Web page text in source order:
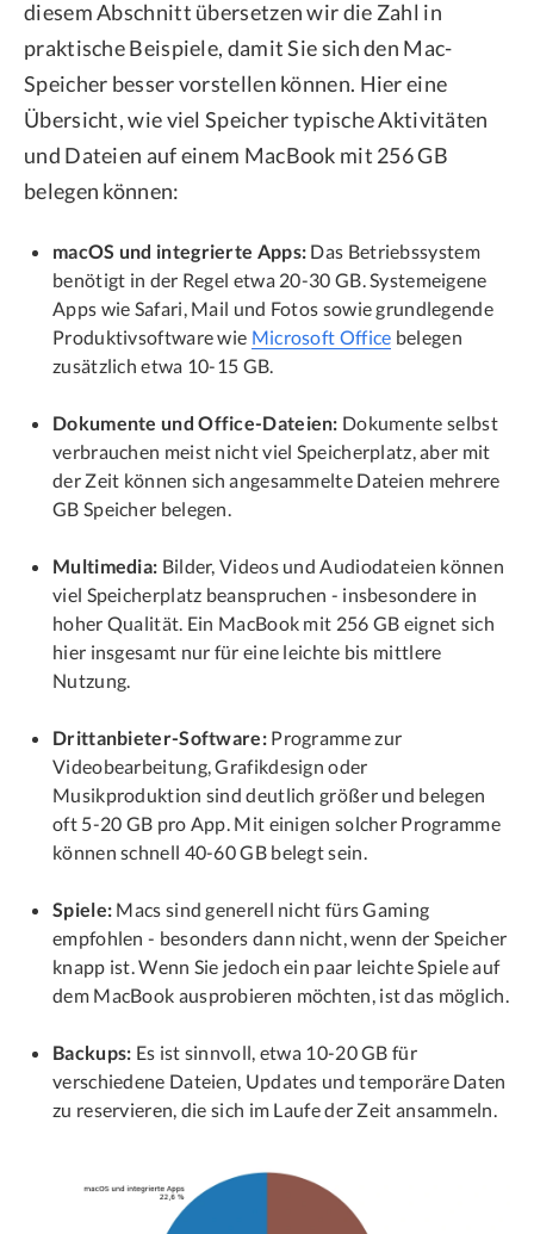
diesem Abschnitt übersetzen wir die Zahl in
praktische Beispiele, damit Sie sich den Mac-
Speicher besser vorstellen können. Hier eine
Übersicht, wie viel Speicher typische Aktivitäten
und Dateien auf einem MacBook mit 256 GB
belegen können:
macOS und integrierte Apps: Das Betriebssystem
benötigt in der Regel etwa 20-30 GB. Systemeigene
Apps wie Safari, Mail und Fotos sowie grundlegende
Produktivsoftware wie Microsoft Office belegen
zusätzlich etwa 10-15 GB.
Dokumente und Office-Dateien: Dokumente selbst
verbrauchen meist nicht viel Speicherplatz, aber mit
der Zeit können sich angesammelte Dateien mehrere
GB Speicher belegen.
Multimedia: Bilder, Videos und Audiodateien können
viel Speicherplatz beanspruchen - insbesondere in
hoher Qualität. Ein MacBook mit 256 GB eignet sich
hier insgesamt nur für eine leichte bis mittlere
Nutzung.
Drittanbieter-Software:Programme zur
Videobearbeitung, Grafikdesign oder
Musikproduktion sind deutlich größer und belegen
oft 5-20 GB pro App. Mit einigen solcher Programme
können schnell 40-60 GB belegt sein.
Spiele: Macs sind generell nicht fürs Gaming
empfohlen - besonders dann nicht, wenn der Speicher
knapp ist. Wenn Sie jedoch ein paar leichte Spiele auf
dem MacBook ausprobieren möchten, ist das möglich.
Backups: Es ist sinnvoll, etwa 10-20 GB für
verschiedene Dateien, Updates und temporäre Daten
zu reservieren, die sich im Laufe der Zeit ansammeln.